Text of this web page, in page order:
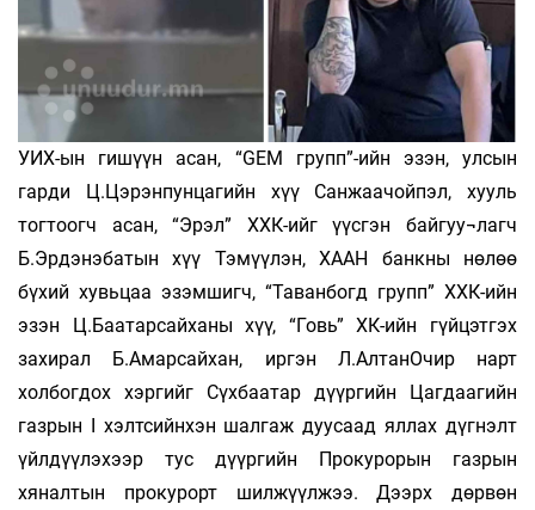
УИХ-ын гишүүн асан, “GEM групп”-ийн эзэн, улсын
гарди Ц.Цэрэнпунцагийн хүү Санжаачойпэл, хууль
тогтоогч асан, “Эрэл” ХХК-ийг үүсгэн байгуу¬лагч
Б.Эрдэнэбатын хүү Тэмүүлэн, ХААН банкны нөлөө
бүхий хувьцаа эзэмшигч, “Таванбогд групп” ХХК-ийн
эзэн Ц.Баатарсайханы хүү, “Говь” ХК-ийн гүйцэтгэх
захирал Б.Амарсайхан, иргэн Л.АлтанОчир нарт
холбогдох хэргийг Сүхбаатар дүүргийн Цагдаагийн
газрын I хэлтсийнхэн шалгаж дуусаад яллах дүгнэлт
үйлдүүлэхээр тус дүүргийн Прокурорын газрын
хяналтын прокурорт шилжүүлжээ. Дээрх дөрвөн